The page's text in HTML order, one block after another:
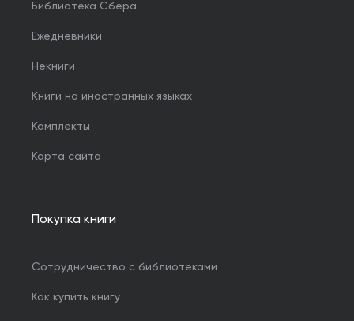
Библиотека Сбера
Ежедневники
Некниги
Книги на иностранных языках
Комплекты
Карта сайта
Покупка книги
Сотрудничество с библиотеками
Как купить книгу